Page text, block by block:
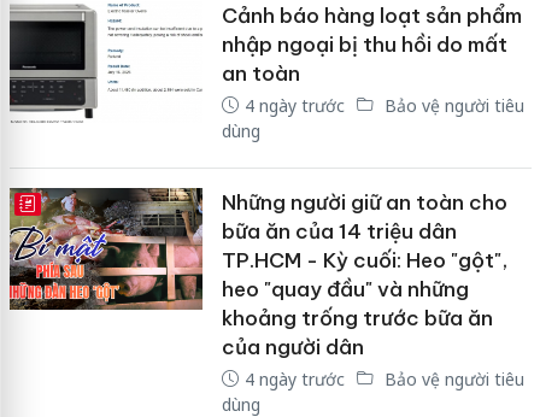
Cảnh báo hàng loạt sản phẩm
nhập ngoại bị thu hồi do mất
an toàn
4 ngày trước
Bảo vệ người tiêu
dùng
E-MAGAZINE
Những người giữ an toàn cho
bữa ăn của 14 triệu dân
TP.HCM - Kỳ cuối: Heo "gột",
heo "quay đầu" và những
khoảng trống trước bữa ăn
của người dân
4 ngày trước
Bảo vệ người tiêu
dùng